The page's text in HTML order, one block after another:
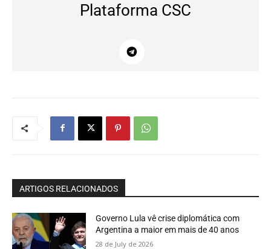
Plataforma CSC
ARTIGOS RELACIONADOS
Governo Lula vê crise diplomática com
Argentina a maior em mais de 40 anos
28 de July de 2026